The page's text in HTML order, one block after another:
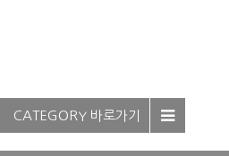
CATEGORY 바로가기
- 조회하기